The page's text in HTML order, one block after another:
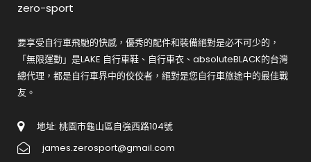
zero-sport
要享受自行車飛馳的快感，優秀的配件和裝備絕對是必不可少的，
「無限運動」是LAKE 自行車鞋、自行車衣、absoluteBLACK的台灣
總代理，都是自行車界中的佼佼者，絕對是您自行車旅途中的最佳戰
友。
地址: 桃園市龜山區自強西路104號
james.zerosport@gmail.com